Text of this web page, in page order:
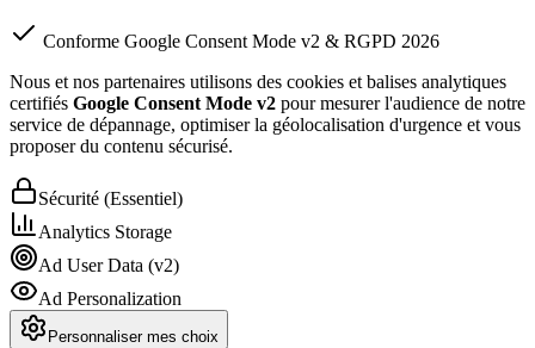
Conforme Google Consent Mode v2 & RGPD 2026
Nous et nos partenaires utilisons des cookies et balises analytiques
certifiés Google Consent Mode v2 pour mesurer l'audience de notre
service de dépannage, optimiser la géolocalisation d'urgence et vous
proposer du contenu sécurisé.
Sécurité (Essentiel)
Analytics Storage
Ad User Data (v2)
Ad Personalization
Personnaliser mes choix